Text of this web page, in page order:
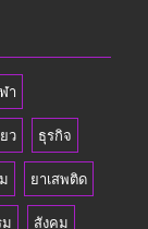
า
ว ธุรกิจ
ยาเสพติด
สังคม